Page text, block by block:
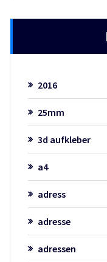
2016
25mm
3d aufkleber
a4
adress
adresse
adressen